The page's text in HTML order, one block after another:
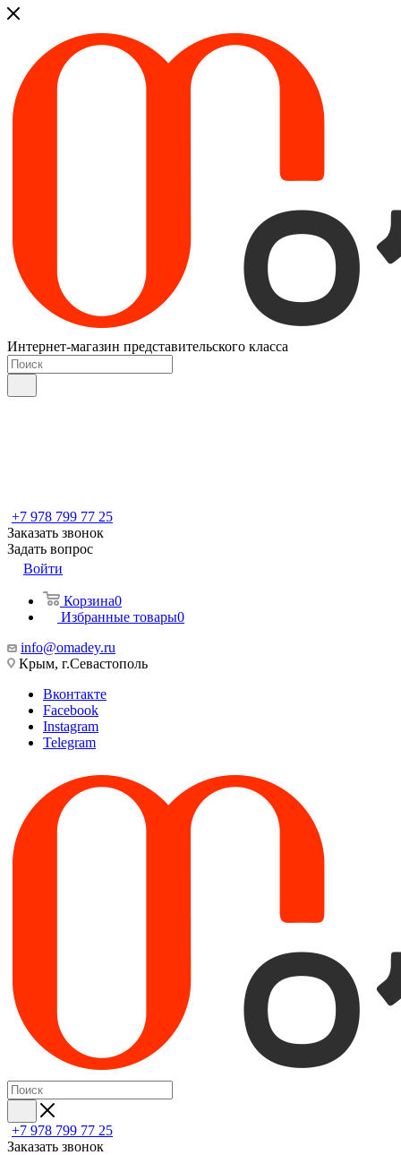
Интернет-магазин представительского класса
+7 978 799 77 25
Заказать звонок
Задать вопрос
Войти
Корзина0
Избранные товары0
info@omadey.ru
Крым, г.Севастополь
Вконтакте
Facebook
Instagram
Telegram
+7 978 799 77 25
Заказать звонок